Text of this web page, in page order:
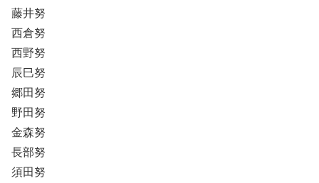
藤井努
西倉努
西野努
辰巳努
郷田努
野田努
金森努
長部努
須田努